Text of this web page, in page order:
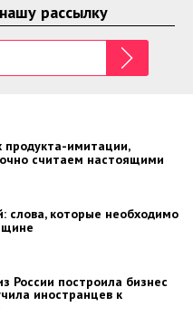
рассылку
продукта-имитации,
считаем настоящими
слова, которые необходимо
России построила бизнес
иностранцев к